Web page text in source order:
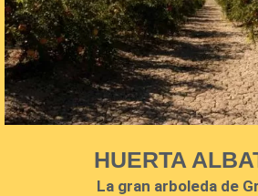
HUERTA
La gran arboleda de